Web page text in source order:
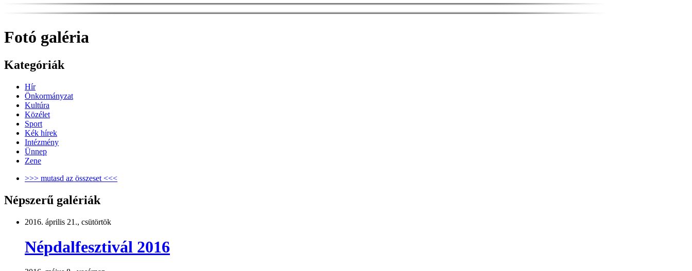
Fotó galéria
Kategóriák
Hír
Önkormányzat
Kultúra
Közélet
Sport
Kék hírek
Intézmény
Ünnep
Zene
>>> mutasd az összeset <<<
Népszerű galériák
2016. április 21., csütörtök
Népdalfesztivál 2016